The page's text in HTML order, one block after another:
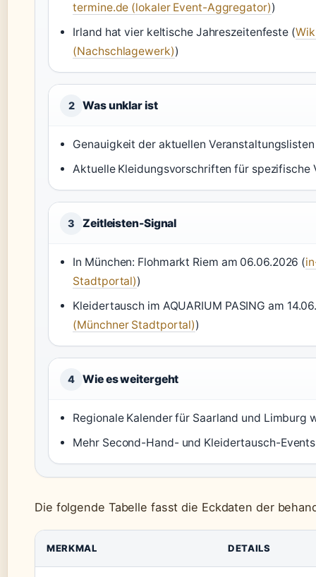
termine.de (lokaler Event-Aggregator))
Irland hat vier keltische Jahreszeitenfeste (
(Nachschlagewerk))
2 Was unklar ist
Genauigkeit der aktuellen
Aktuelle Kleidungsvorschriften für spezifische
3 Zeitleisten-Signal
In München: Flohmarkt Riem am 06.06.2026 (
Stadtportal))
Kleidertausch im AQUARIUM PASING am
(Münchner Stadtportal))
4 Wie es weitergeht
Regionale Kalender für Saarland und Limburg
Mehr Second-Hand- und Kleidertausch-
Die folgende Tabelle fasst die Eckdaten der
MERKMAL DETAILS